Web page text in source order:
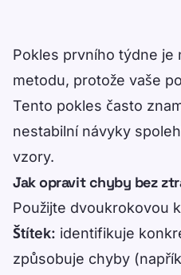
Pokles prvního týdne je
metodu, protože vaše
Tento pokles často
nestabilní návyky
vzory.
Jak opravit chyby bez
Použijte dvoukrokovou
Štítek: identifikuje
způsobuje chyby